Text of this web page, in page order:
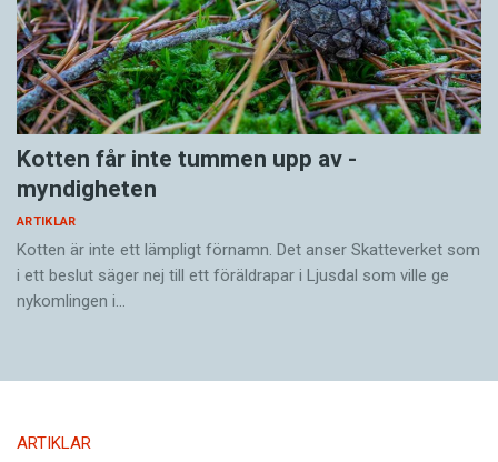
Kotten får inte tummen upp av ­
myndigheten
ARTIKLAR
Kotten är inte ett lämpligt förnamn. Det anser Skatte­verket som
i ett beslut säger nej till ett föräldra­par i Ljusdal som ville ge
nykomlingen i…
ARTIKLAR